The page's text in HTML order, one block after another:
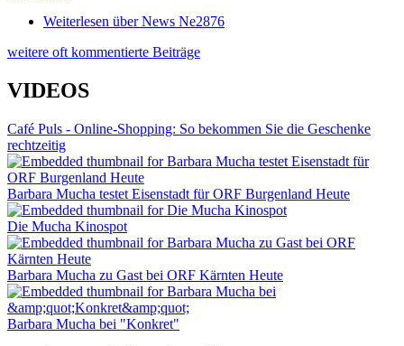
Weiterlesen über News Ne2876
weitere oft kommentierte Beiträge
VIDEOS
Café Puls - Online-Shopping: So bekommen Sie die Geschenke
rechtzeitig
Barbara Mucha testet Eisenstadt für ORF Burgenland Heute
Die Mucha Kinospot
Barbara Mucha zu Gast bei ORF Kärnten Heute
Barbara Mucha bei "Konkret"